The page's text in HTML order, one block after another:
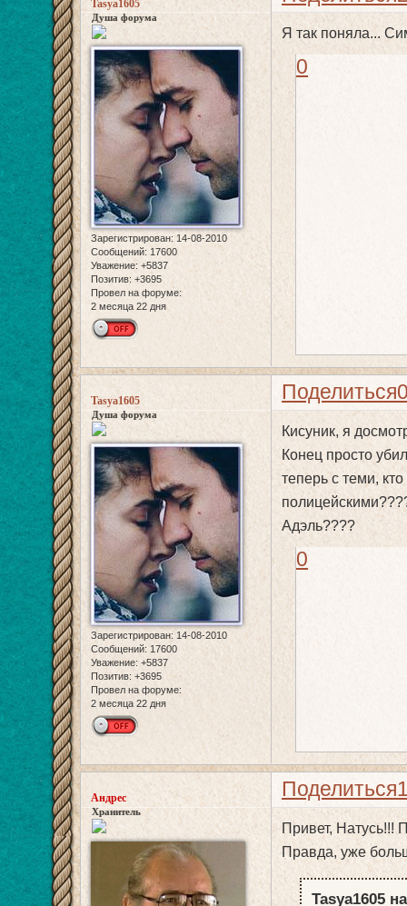
Tasya1605
Душа форума
Зарегистрирован: 14-08-2010
Сообщений: 17600
Уважение: +5837
Позитив: +3695
Провел на форуме:
2 месяца 22 дня
Я так поняла...
0
Поделиться
Tasya1605
Душа форума
Зарегистрирован: 14-08-2010
Сообщений: 17600
Уважение: +5837
Позитив: +3695
Провел на форуме:
2 месяца 22 дня
Кисуник, я
Конец просто
теперь с теми,
Адэль????
0
Поделиться
Андрес
Хранитель
Привет, Натусь!!!
Правда, уже
Tasya1605